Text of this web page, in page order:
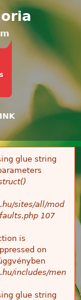
glue string
sites/all/mod
107
is
on
includes/men
glue string